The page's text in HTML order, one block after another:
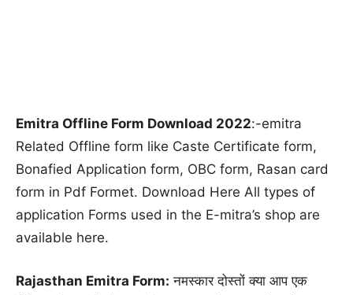
Emitra Offline Form Download 2022:-emitra
Related Offline form like Caste Certificate form,
Bonafied Application form, OBC form, Rasan card
form in Pdf Formet. Download Here All types of
application Forms used in the E-mitra’s shop are
available here.
Rajasthan Emitra Form: नमस्कार दोस्तों क्या आप एक